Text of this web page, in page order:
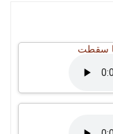
سقطت